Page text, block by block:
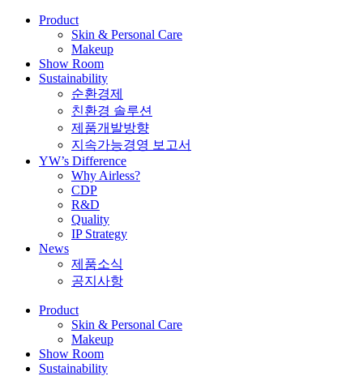
Product
Skin & Personal Care
Makeup
Show Room
Sustainability
순환경제
친환경 솔루션
제품개발방향
지속가능경영 보고서
YW’s Difference
Why Airless?
CDP
R&D
Quality
IP Strategy
News
제품소식
공지사항
Product
Skin & Personal Care
Makeup
Show Room
Sustainability